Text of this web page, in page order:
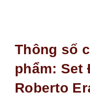
Thông số
phẩm: Set
Roberto